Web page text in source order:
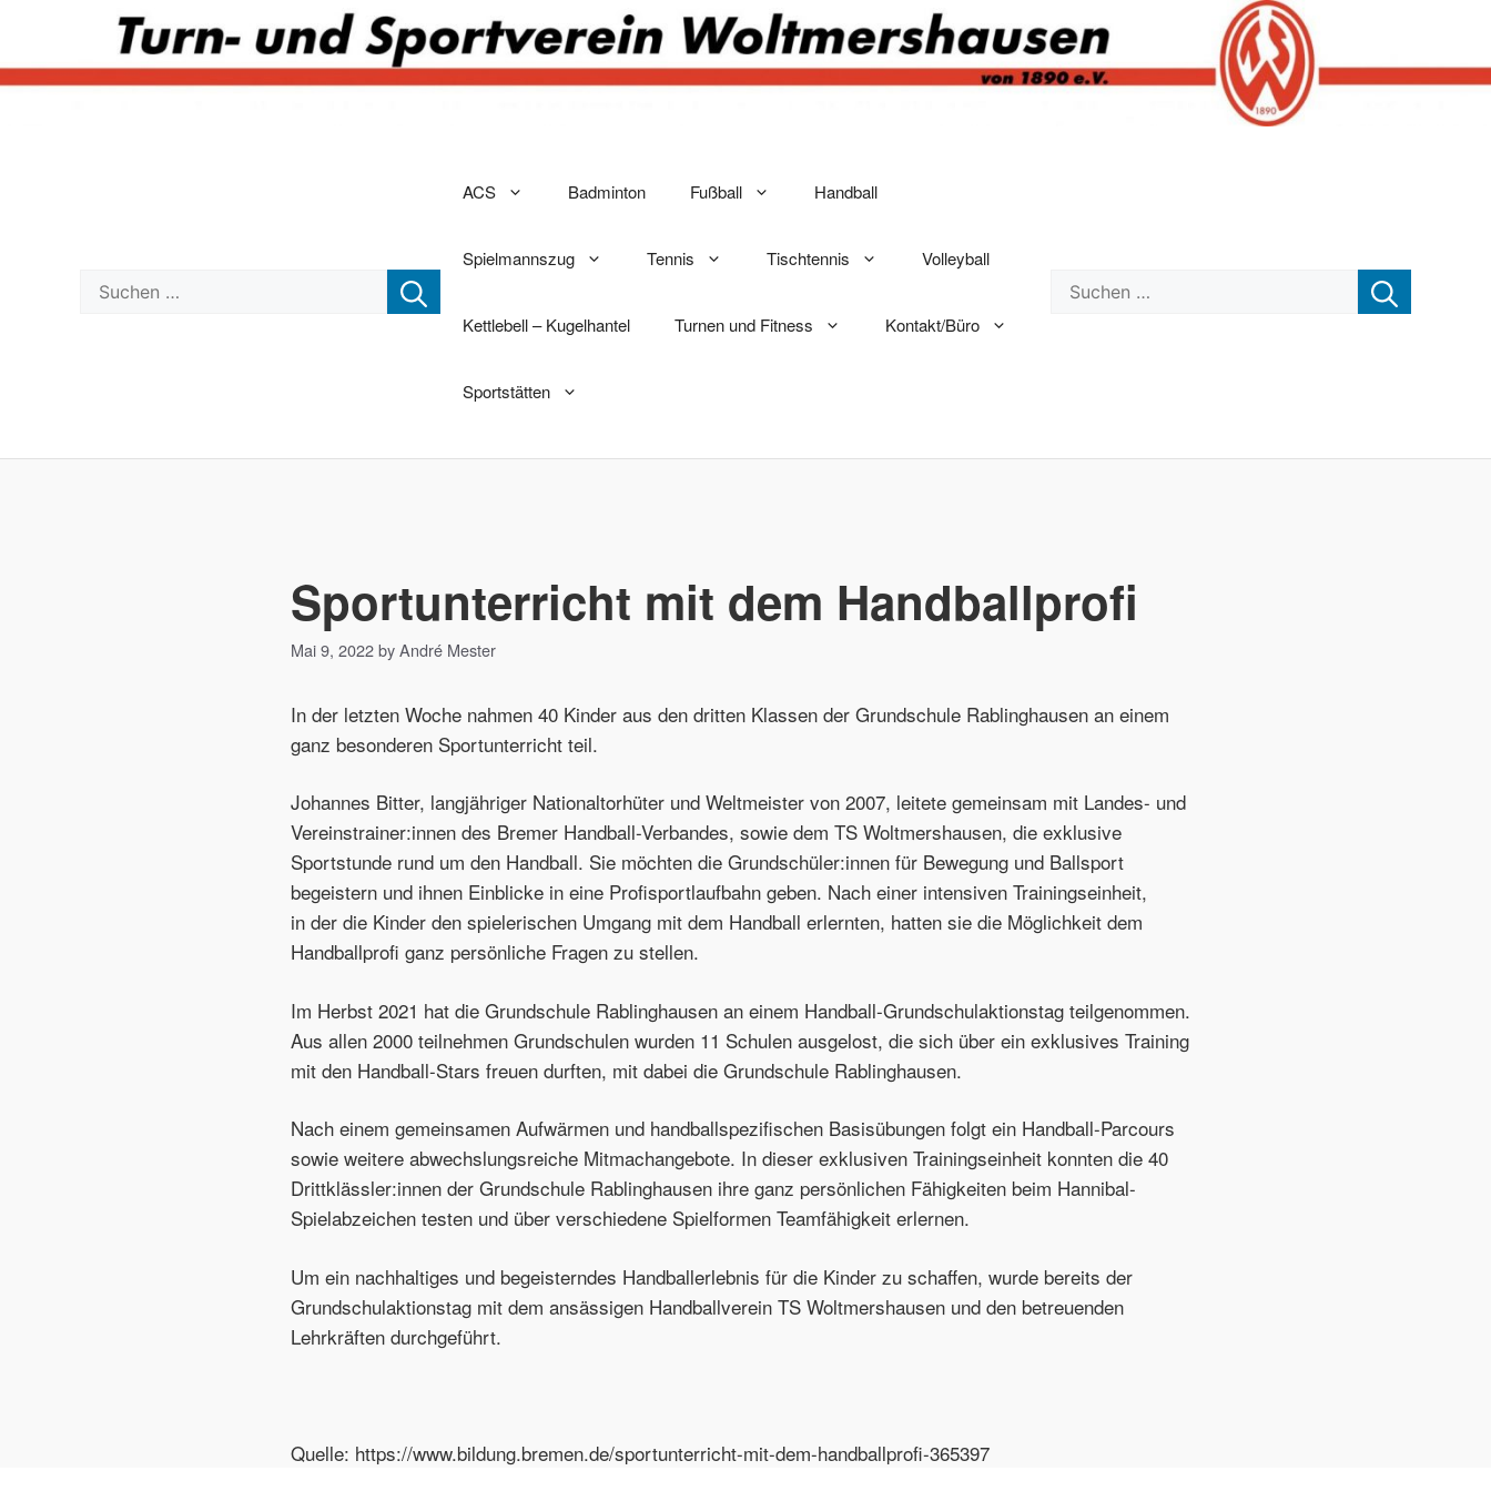
Suchen nach:
ACS Badminton Fußball Handball
Spielmannszug Tennis Tischtennis Volleyball
Kettlebell – Kugelhantel Turnen und Fitness Kontakt/Büro
Sportstätten
Suchen nach:
Sportunterricht mit dem Handballprofi
Mai 9, 2022 by André Mester
In der letzten Woche nahmen 40 Kinder aus den dritten Klassen der Grundschule Rablinghausen an einem
ganz besonderen Sportunterricht teil.
Johannes Bitter, langjähriger Nationaltorhüter und Weltmeister von 2007, leitete gemeinsam mit Landes- und
Vereinstrainer:innen des Bremer Handball-Verbandes, sowie dem TS Woltmershausen, die exklusive
Sportstunde rund um den Handball. Sie möchten die Grundschüler:innen für Bewegung und Ballsport
begeistern und ihnen Einblicke in eine Profisportlaufbahn geben. Nach einer intensiven Trainingseinheit,
in der die Kinder den spielerischen Umgang mit dem Handball erlernten, hatten sie die Möglichkeit dem
Handballprofi ganz persönliche Fragen zu stellen.
Im Herbst 2021 hat die Grundschule Rablinghausen an einem Handball-Grundschulaktionstag teilgenommen.
Aus allen 2000 teilnehmen Grundschulen wurden 11 Schulen ausgelost, die sich über ein exklusives Training
mit den Handball-Stars freuen durften, mit dabei die Grundschule Rablinghausen.
Nach einem gemeinsamen Aufwärmen und handballspezifischen Basisübungen folgt ein Handball-Parcours
sowie weitere abwechslungsreiche Mitmachangebote. In dieser exklusiven Trainingseinheit konnten die 40
Drittklässler:innen der Grundschule Rablinghausen ihre ganz persönlichen Fähigkeiten beim Hannibal-
Spielabzeichen testen und über verschiedene Spielformen Teamfähigkeit erlernen.
Um ein nachhaltiges und begeisterndes Handballerlebnis für die Kinder zu schaffen, wurde bereits der
Grundschulaktionstag mit dem ansässigen Handballverein TS Woltmershausen und den betreuenden
Lehrkräften durchgeführt.
Quelle: https://www.bildung.bremen.de/sportunterricht-mit-dem-handballprofi-365397